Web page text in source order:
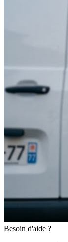
Besoin d'aide ?